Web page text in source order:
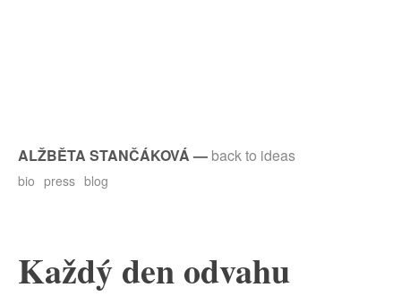
ALŽBĚTA STANČÁKOVÁ — back to ideas
bio press blog
Každý den odvahu